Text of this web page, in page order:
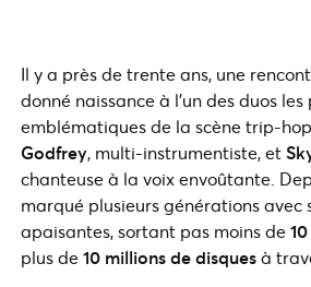
Il y a près de trente ans, une
donné naissance à l’un des duos les
emblématiques de la scène trip-
Godfrey, multi-instrumentiste, et
chanteuse à la voix envoûtante.
marqué plusieurs générations avec
apaisantes, sortant pas moins de
plus de10 millions de disquesà